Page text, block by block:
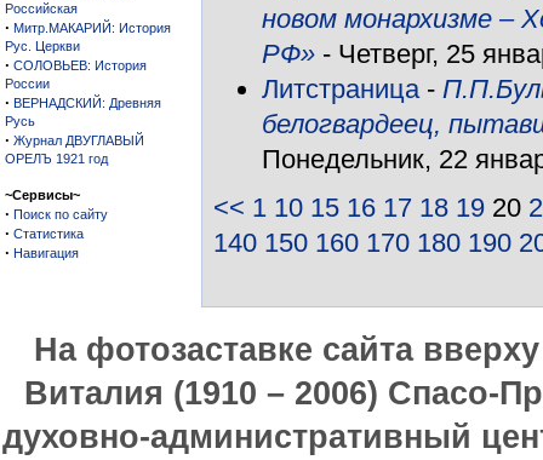
Российская
· Митр.МАКАРИЙ: История
Рус. Церкви
· СОЛОВЬЕВ: История
России
· ВЕРНАДСКИЙ: Древняя
Русь
· Журнал ДВУГЛАВЫЙ
ОРЕЛЪ 1921 год
~Сервисы~
· Поиск по сайту
· Статистика
· Навигация
новом монархизме –
РФ» - Четверг, 25
Литстраница-
белогвардеец,
Понедельник, 22
<< 1 10 15 16 17 18 19 20
140 150 160 170 180 190
На фотозаставке сайта
Виталия (1910 – 2006) Спасо-
духовно-административный